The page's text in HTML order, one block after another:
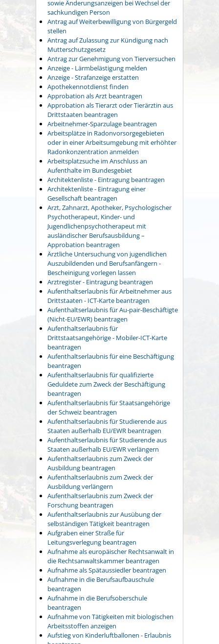
sowie Änderungsanzeigen bei Wechsel der
sachkundigen Person
Antrag auf Weiterbewilligung von Bürgergeld
stellen
Antrag auf Zulassung zur Kündigung nach
Mutterschutzgesetz
Antrag zur Genehmigung von Tierversuchen
Anzeige - Lärmbelästigung melden
Anzeige - Strafanzeige erstatten
Apothekennotdienst finden
Approbation als Arzt beantragen
Approbation als Tierarzt oder Tierärztin aus
Drittstaaten beantragen
Arbeitnehmer-Sparzulage beantragen
Arbeitsplätze in Radonvorsorgegebieten
oder in einer Arbeitsumgebung mit erhöhter
Radonkonzentration anmelden
Arbeitsplatzsuche im Anschluss an
Aufenthalte im Bundesgebiet
Architektenliste - Eintragung beantragen
Architektenliste - Eintragung einer
Gesellschaft beantragen
Arzt, Zahnarzt, Apotheker, Psychologischer
Psychotherapeut, Kinder- und
Jugendlichenpsychotherapeut mit
ausländischer Berufsausbildung –
Approbation beantragen
Ärztliche Untersuchung von jugendlichen
Auszubildenden und Berufsanfängern -
Bescheinigung vorlegen lassen
Arztregister - Eintragung beantragen
Aufenthaltserlaubnis für Arbeitnehmer aus
Drittstaaten - ICT-Karte beantragen
Aufenthaltserlaubnis für Au-pair-Beschäftigte
(Nicht-EU/EWR) beantragen
Aufenthaltserlaubnis für
Drittstaatsangehörige - Mobiler-ICT-Karte
beantragen
Aufenthaltserlaubnis für eine Beschäftigung
beantragen
Aufenthaltserlaubnis für qualifizierte
Geduldete zum Zweck der Beschäftigung
beantragen
Aufenthaltserlaubnis für Staatsangehörige
der Schweiz beantragen
Aufenthaltserlaubnis für Studierende aus
Staaten außerhalb EU/EWR beantragen
Aufenthaltserlaubnis für Studierende aus
Staaten außerhalb EU/EWR verlängern
Aufenthaltserlaubnis zum Zweck der
Ausbildung beantragen
Aufenthaltserlaubnis zum Zweck der
Ausbildung verlängern
Aufenthaltserlaubnis zum Zweck der
Forschung beantragen
Aufenthaltserlaubnis zur Ausübung der
selbständigen Tätigkeit beantragen
Aufgraben einer Straße für
Leitungsverlegung beantragen
Aufnahme als europäischer Rechtsanwalt in
die Rechtsanwaltskammer beantragen
Aufnahme als Spätaussiedler beantragen
Aufnahme in die Berufsaufbauschule
beantragen
Aufnahme in die Berufsoberschule
beantragen
Aufnahme von Tätigkeiten mit biologischen
Arbeitsstoffen anzeigen
Aufstieg von Kinderluftballonen - Erlaubnis